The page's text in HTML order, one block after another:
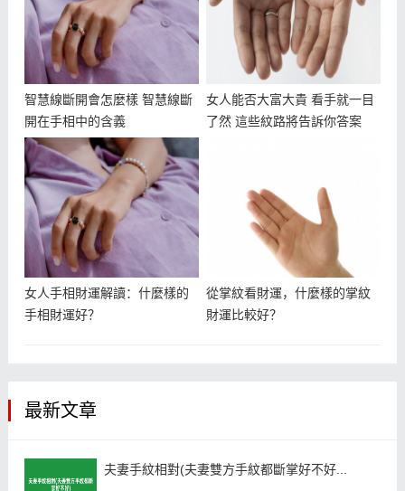
智慧線斷開會怎麼樣 智慧線斷
開在手相中的含義
女人能否大富大貴 看手就一目
了然 這些紋路將告訴你答案
女人手相財運解讀：什麼樣的
手相財運好？
從掌紋看財運，什麼樣的掌紋
財運比較好？
最新文章
夫妻手紋相對(夫妻雙方手紋都斷掌好不好...